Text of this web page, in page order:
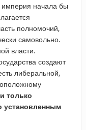
начала бы
полномочий,
самовольно.
власти.
создают
либеральной,
только
установленным